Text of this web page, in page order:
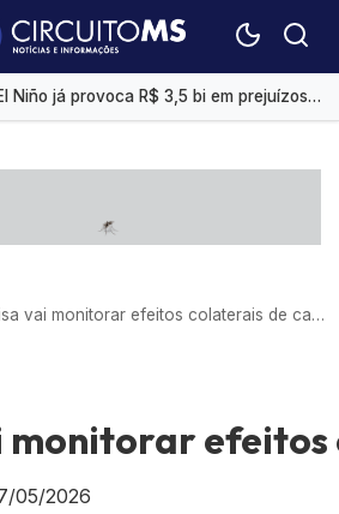
Emplacamentos de veículos cresceram 10% em julho
El Niño já provoca R$ 3,5 bi em prejuízos e afeta mais 200 cidades brasileiras, diz CNM
Campo Grande tem a 4ª menor taxa de desemprego
Anvisa vai monitorar efeitos colaterais de canetas emagrecedoras
monitorar
05/2026